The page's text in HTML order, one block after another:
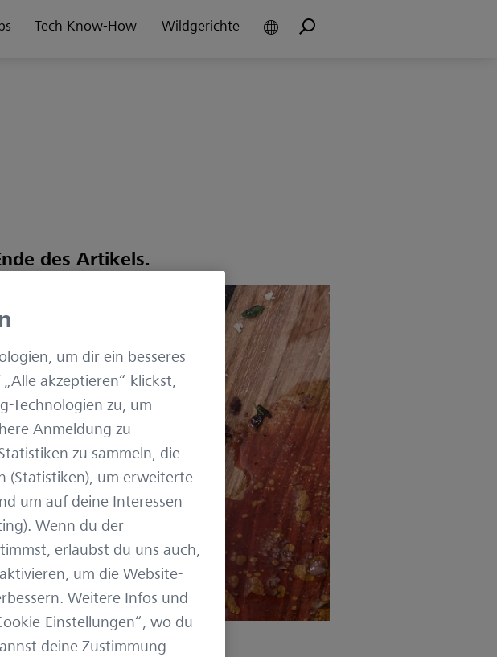
Tech Know-How Wildgerichte
des Artikels.
um dir ein besseres
akzeptieren“ klickst,
Technologien zu, um
Anmeldung zu
zu sammeln, die
(Statistiken), um erweiterte
um auf deine Interessen
Wenn du der
erlaubst du uns auch,
um die Website-
Weitere Infos und
Einstellungen“, wo du
deine Zustimmung